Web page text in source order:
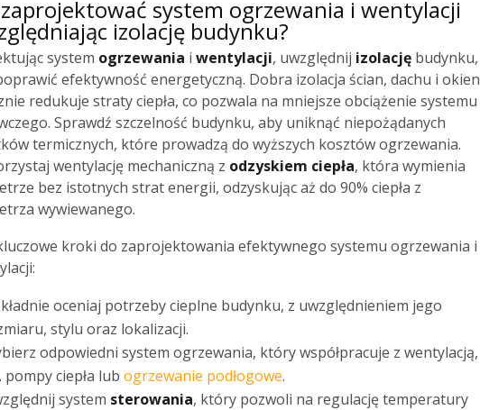
zaprojektować system ogrzewania i wentylacji
izolację budynku?
system ogrzewania i wentylacji, uwzględnij izolację budynku,
efektywność energetyczną. Dobra izolacja ścian, dachu i okien
redukuje straty ciepła, co pozwala na mniejsze obciążenie systemu
Sprawdź szczelność budynku, aby uniknąć niepożądanych
termicznych, które prowadzą do wyższych kosztów ogrzewania.
wentylację mechaniczną z odzyskiem ciepła, która wymienia
bez istotnych strat energii, odzyskując aż do 90% ciepła z
wywiewanego.
kroki do zaprojektowania efektywnego systemu ogrzewania i
oceniaj potrzeby cieplne budynku, z uwzględnieniem jego
stylu oraz lokalizacji.
odpowiedni system ogrzewania, który współpracuje z wentylacją,
pompy ciepła lub ogrzewanie podłogowe.
system sterowania, który pozwoli na regulację temperatury